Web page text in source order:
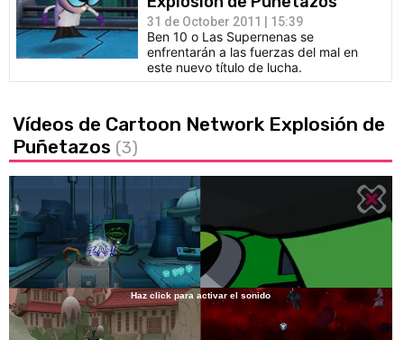
31 de October 2011 | 15:39
Ben 10 o Las Supernenas se
enfrentarán a las fuerzas del mal en
este nuevo título de lucha.
Vídeos de Cartoon Network Explosión de
Puñetazos (3)
Loaded:
Haz click para activar el sonido